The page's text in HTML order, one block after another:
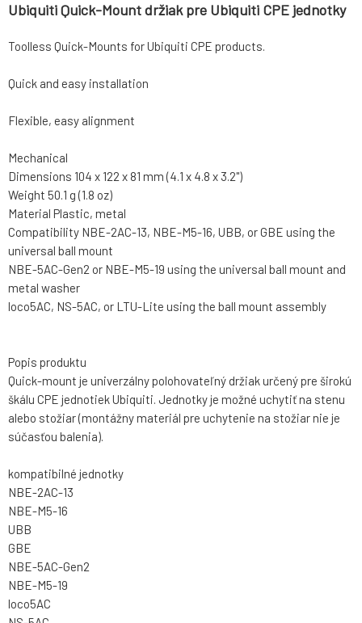
Ubiquiti Quick-Mount držiak pre Ubiquiti CPE jednotky
Toolless Quick-Mounts for Ubiquiti CPE products.
Quick and easy installation
Flexible, easy alignment
Mechanical
Dimensions 104 x 122 x 81 mm (4.1 x 4.8 x 3.2")
Weight 50.1 g (1.8 oz)
Material Plastic, metal
Compatibility NBE-2AC-13, NBE-M5-16, UBB, or GBE using the
universal ball mount
NBE-5AC-Gen2 or NBE-M5-19 using the universal ball mount and
metal washer
loco5AC, NS-5AC, or LTU-Lite using the ball mount assembly
Popis produktu
Quick-mount je univerzálny polohovateľný držiak určený pre širokú
škálu CPE jednotiek Ubiquiti. Jednotky je možné uchytiť na stenu
alebo stožiar (montážny materiál pre uchytenie na stožiar nie je
súčasťou balenia).
kompatibilné jednotky
NBE-2AC-13
NBE-M5-16
UBB
GBE
NBE-5AC-Gen2
NBE-M5-19
loco5AC